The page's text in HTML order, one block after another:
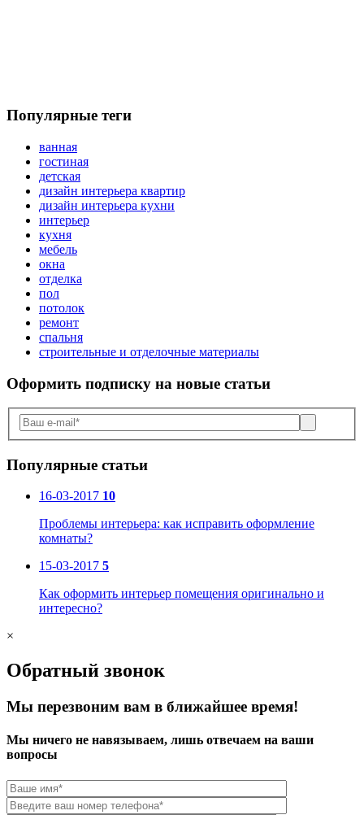
Популярные теги
ванная
гостиная
детская
дизайн интерьера квартир
дизайн интерьера кухни
интерьер
кухня
мебель
окна
отделка
пол
потолок
ремонт
спальня
строительные и отделочные материалы
Оформить подписку на новые статьи
Популярные статьи
16-03-2017 10
Проблемы интерьера: как исправить оформление
комнаты?
15-03-2017 5
Как оформить интерьер помещения оригинально и
интересно?
×
Обратный звонок
Мы перезвоним вам в ближайшее время!
Мы ничего не навязываем, лишь отвечаем на ваши
вопросы